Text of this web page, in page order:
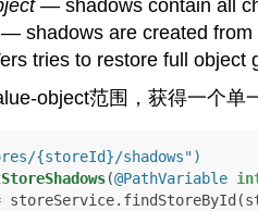
— shadows contain all
shadows are created from
tries to restore full object
object范围，获得一个单
{storeId}/shadows")
(@PathVariable